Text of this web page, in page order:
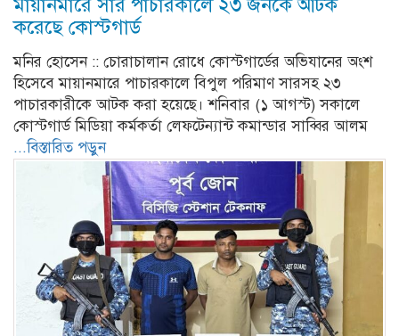
করেছে কোস্টগার্ড
মনির হোসেন :: চোরাচালান রোধে কোস্টগার্ডের অভিযানের অংশ
হিসেবে মায়ানমারে পাচারকালে বিপুল পরিমাণ সারসহ ২৩
পাচারকারীকে আটক করা হয়েছে। শনিবার (১ আগস্ট) সকালে
কোস্টগার্ড মিডিয়া কর্মকর্তা লেফটেন্যান্ট কমান্ডার সাব্বির আলম
...বিস্তারিত পড়ুন